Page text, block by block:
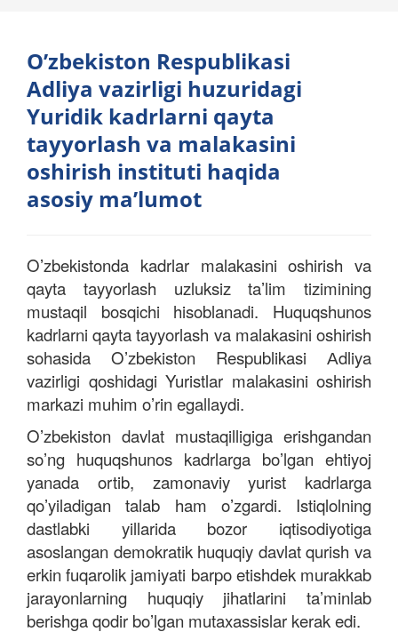
Oʼzbekiston Respublikasi
Аdliya vazirligi huzuridagi
Yuridik kadrlarni qayta
tayyorlash va malakasini
oshirish instituti haqida
asosiy maʼlumot
Oʼzbekistonda kadrlar malakasini oshirish va
qayta tayyorlash uzluksiz taʼlim tizimining
mustaqil bosqichi hisoblanadi. Huquqshunos
kadrlarni qayta tayyorlash va malakasini oshirish
sohasida Oʼzbekiston Respublikasi Аdliya
vazirligi qoshidagi Yuristlar malakasini oshirish
markazi muhim oʼrin egallaydi.
Oʼzbekiston davlat mustaqilligiga erishgandan
soʼng huquqshunos kadrlarga boʼlgan ehtiyoj
yanada ortib, zamonaviy yurist kadrlarga
qoʼyiladigan talab ham oʼzgardi. Istiqlolning
dastlabki yillarida bozor iqtisodiyotiga
asoslangan demokratik huquqiy davlat qurish va
erkin fuqarolik jamiyati barpo etishdek murakkab
jarayonlarning huquqiy jihatlarini taʼminlab
berishga qodir boʼlgan mutaxassislar kerak edi.